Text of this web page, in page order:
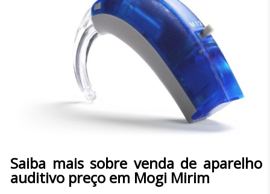
Saiba mais sobre venda de aparelho
auditivo preço em Mogi Mirim